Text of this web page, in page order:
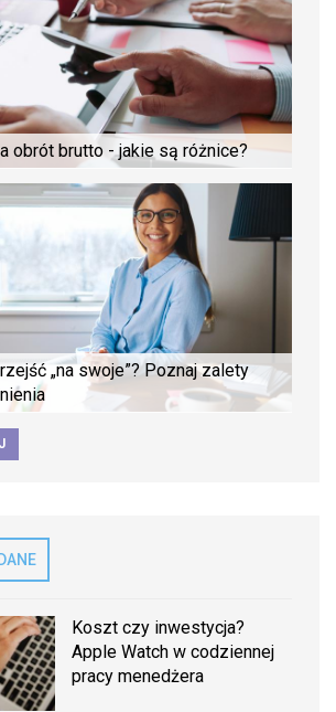
obrót brutto - jakie są różnice?
„na swoje”? Poznaj zalety
Koszt czy inwestycja?
Apple Watch w codziennej
pracy menedżera